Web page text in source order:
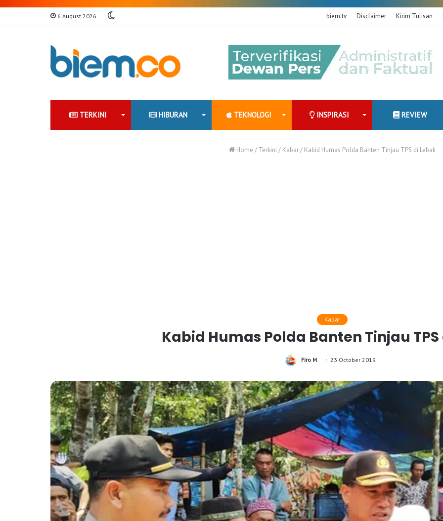
6 August 2026 biem.tv Disclaimer Kirim Tulisan
TERKINI HIBURAN TEKNOLOGI INSPIRASI REVIEW
Home / Terkini / Kabar/ Kabid Humas Polda Banten Tinjau TPS di Lebak
Kabar
Kabid Humas Polda Banten Tinjau
Firo M 23 October 2019